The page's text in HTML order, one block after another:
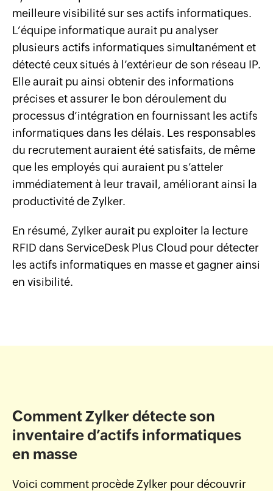
meilleure visibilité sur ses actifs informatiques.
L’équipe informatique aurait pu analyser
plusieurs actifs informatiques simultanément et
détecté ceux situés à l’extérieur de son réseau IP.
Elle aurait pu ainsi obtenir des informations
précises et assurer le bon déroulement du
processus d’intégration en fournissant les actifs
informatiques dans les délais. Les responsables
du recrutement auraient été satisfaits, de même
que les employés qui auraient pu s’atteler
immédiatement à leur travail, améliorant ainsi la
productivité de Zylker.
En résumé, Zylker aurait pu exploiter la lecture
RFID dans ServiceDesk Plus Cloud pour détecter
les actifs informatiques en masse et gagner ainsi
en visibilité.
Comment Zylker détecte son
inventaire d’actifs informatiques
en masse
Voici comment procède Zylker pour découvrir